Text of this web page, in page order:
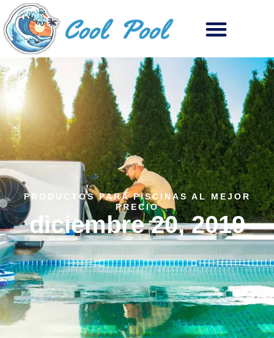
PRODUCTOS PARA PISCINAS AL MEJOR
PRECIO
diciembre 20, 2019